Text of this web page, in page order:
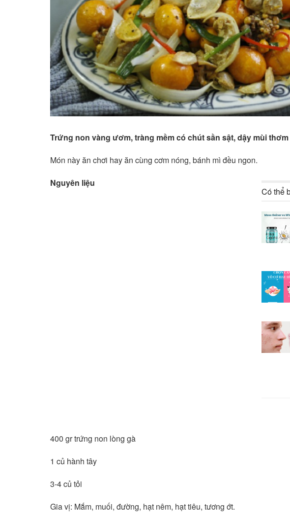
Trứng non vàng ươm, tràng mềm có chút sần sật, dậy mùi
Món này ăn chơi hay ăn cùng cơm nóng, bánh mì đều ngon.
Có thể
Nguyên liệu
400 gr trứng non lòng gà
1 củ hành tây
3-4 củ tỏi
Gia vị: Mắm, muối, đường, hạt nêm, hạt tiêu, tương ớt.